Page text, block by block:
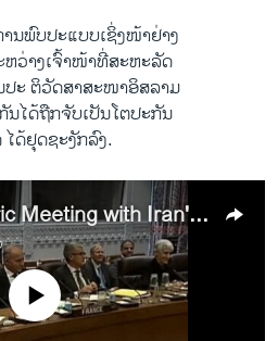
ນ​ພົບ​ປະແບບເຊິ່ງໜ້າຢ່າງ
ຫວ່າງ​ເຈົ້າ​ໜ້າ​ທີ່ສະຫະລັດ
ະ​ ຕິ​ວັດສາສະໜາ​ອິສລາມ
ນໄດ້​ຖືກຈັບ​ເປັນ​ໂຕ​ປະກັນ
ດ້​ຢຸດຊະງັກລົງ.
Kerry Holds Historic Meeting with Iran's FM
currently available